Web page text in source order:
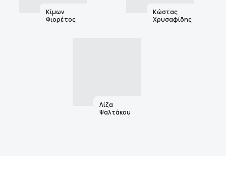
Κίμων
Φιορέτος
Κώστας
Χρυσαφίδης
Λίζα
Ψαλτάκου